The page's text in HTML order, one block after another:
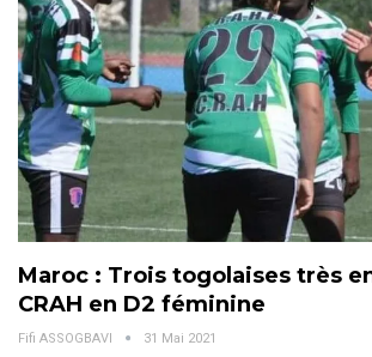
Maroc : Trois togolaises très
CRAH en D2 féminine
Fifi ASSOGBAVI 31 Mai 2021